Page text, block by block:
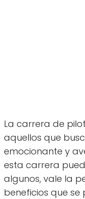
La carrera de
aquellos que
emocionante y
esta carrera
algunos, vale la
beneficios que